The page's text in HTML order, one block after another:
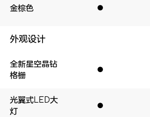
安全
金棕色 ●
外观设计
全新星空晶钻
格栅
●
光翼式LED大
灯
●
●
●
●